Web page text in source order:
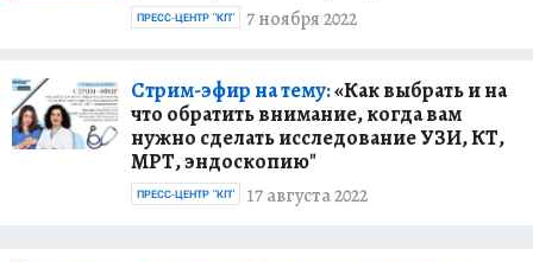
7 ноября 2022
ПРЕСС-ЦЕНТР "КП"
Стрим-эфир на тему:«Как выбрать и на
что обратить внимание, когда вам
нужно сделать исследование УЗИ, КТ,
МРТ, эндоскопию"
17 августа 2022
ПРЕСС-ЦЕНТР "КП"